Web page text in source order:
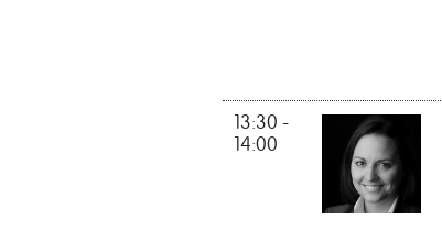
13:30 -
14:00